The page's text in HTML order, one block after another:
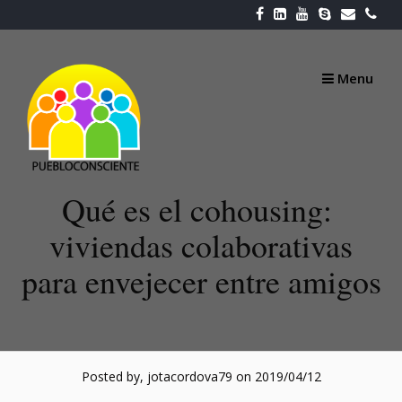
to
Menu
Qué es el cohousing:
viviendas colaborativas
para envejecer entre amigos
Posted by, jotacordova79 on 2019/04/12